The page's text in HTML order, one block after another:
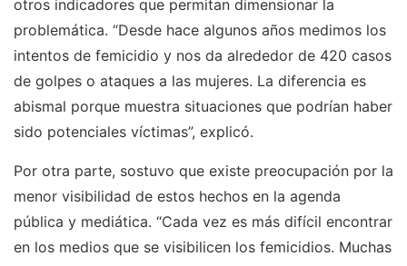
otros indicadores que permitan dimensionar la
problemática. “Desde hace algunos años medimos los
intentos de femicidio y nos da alrededor de 420 casos
de golpes o ataques a las mujeres. La diferencia es
abismal porque muestra situaciones que podrían haber
sido potenciales víctimas”, explicó.
Por otra parte, sostuvo que existe preocupación por la
menor visibilidad de estos hechos en la agenda
pública y mediática. “Cada vez es más difícil encontrar
en los medios que se visibilicen los femicidios. Muchas